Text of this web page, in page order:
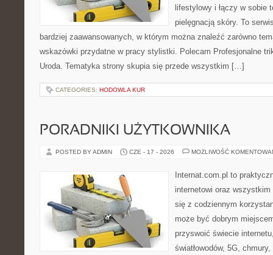
lifestylowy i łączy w sobie
pielęgnacją skóry. To
bardziej zaawansowanych, w którym można znaleźć zarówno
wskazówki przydatne w pracy stylistki. Polecam Profesjonalne
Uroda. Tematyka strony skupia się przede wszystkim […]
CATEGORIES: HODOWLA KUR
PORADNIKI UŻYTKOWNIKA
POSTED BY ADMIN CZE - 17 - 2026 MOŻLIWOŚĆ
Internat.com.pl to
internetowi oraz
się z codziennym
może być dobrym
przyswoić świecie
światłowodów, 5G,